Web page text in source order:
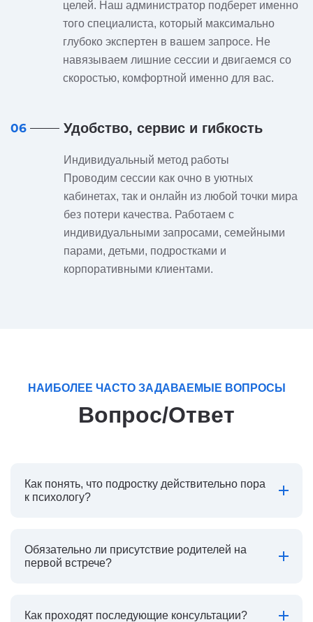
целей. Наш администратор подберет именно
того специалиста, который максимально
глубоко экспертен в вашем запросе. Не
навязываем лишние сессии и двигаемся со
скоростью, комфортной именно для вас.
06 Удобство, сервис и гибкость
Индивидуальный метод работы
Проводим сессии как очно в уютных
кабинетах, так и онлайн из любой точки мира
без потери качества. Работаем с
индивидуальными запросами, семейными
парами, детьми, подростками и
корпоративными клиентами.
НАИБОЛЕЕ ЧАСТО ЗАДАВАЕМЫЕ ВОПРОСЫ
Вопрос/Ответ
Как понять, что подростку действительно пора
к психологу?
Обязательно ли присутствие родителей на
первой встрече?
Как проходят последующие консультации?